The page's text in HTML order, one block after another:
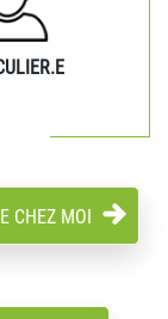
CHEZ MOI